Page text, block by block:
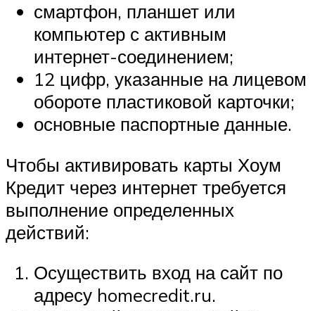
смартфон, планшет или
компьютер с активным
интернет-соединением;
12 цифр, указанные на лицевом
обороте пластиковой карточки;
основные паспортные данные.
Чтобы активировать карты Хоум
Кредит через интернет требуется
выполнение определенных
действий:
Осуществить вход на сайт по
адресу homecredit.ru.